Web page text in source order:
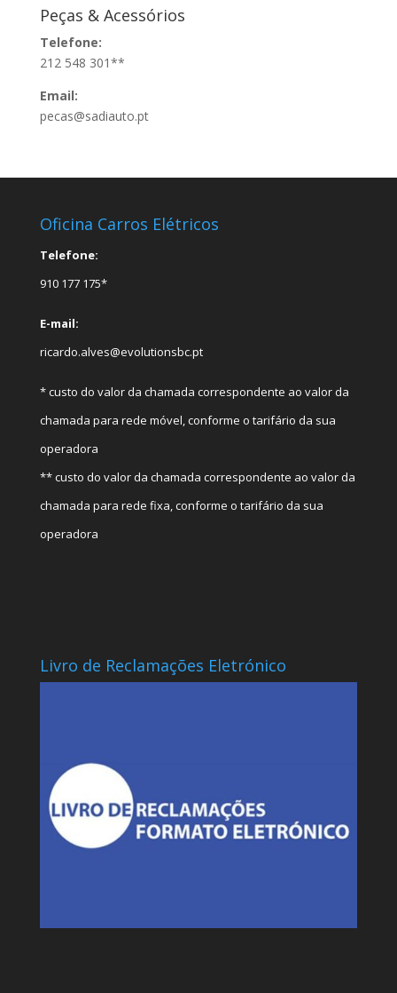
Peças & Acessórios
Telefone:
212 548 301**
Email:
pecas@sadiauto.pt
Oficina Carros Elétricos
Telefone:
910 177 175*
E-mail:
ricardo.alves@evolutionsbc.pt
* custo do valor da chamada correspondente ao valor da
chamada para rede móvel, conforme o tarifário da sua
operadora
** custo do valor da chamada correspondente ao valor da
chamada para rede fixa, conforme o tarifário da sua
operadora
Livro de Reclamações Eletrónico